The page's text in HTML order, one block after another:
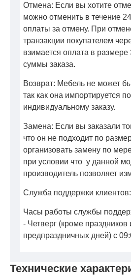
Технические
Отмена: Если вы хотите
можно отменить в течение
оплаты за отмену. При
транзакции покупателем
взимается оплата в
суммы заказа.
Возврат: Мебель не может
так как она импортируется по
индивидуальному заказу.
Замена: Если вы заказали
что он не подходит по
организовать замену по
при условии что у данной
производитель позволяет
Служба поддержки
Часы работы службы
- Четверг (кроме праздников
предпраздничных дней) с